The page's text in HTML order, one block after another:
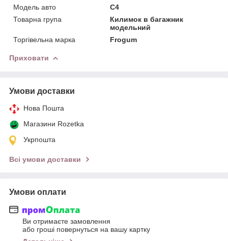
Модель авто
C4
Товарна група
Килимок в багажник
модельний
Торгівельна марка
Frogum
Приховати
Умови доставки
Нова Пошта
Магазини Rozetka
Укрпошта
Всі умови доставки
Умови оплати
Ви отримаєте замовлення
або гроші повернуться на вашу картку